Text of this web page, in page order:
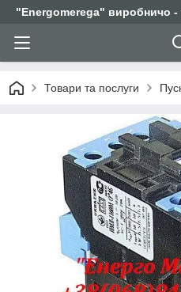
"Еnergomerega" виробничо -
Товари та послуги